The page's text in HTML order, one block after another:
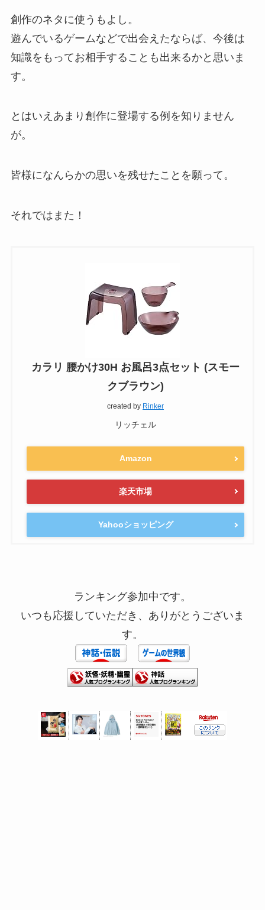
創作のネタに使うもよし。
遊んでいるゲームなどで出会えたならば、今後は
知識をもってお相手することも出来るかと思いま
す。
とはいえあまり創作に登場する例を知りません
が。
皆様になんらかの思いを残せたことを願って。
それではまた！
カラリ 腰かけ30H お風呂3点セット (スモー
クブラウン)
created by Rinker
リッチェル
Amazon
楽天市場
Yahooショッピング
ランキング参加中です。
いつも応援していただき、ありがとうございま
す。